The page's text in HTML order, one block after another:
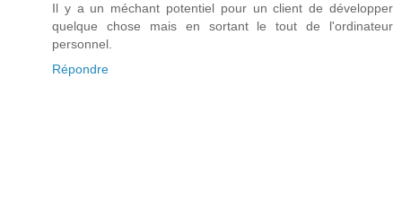
Il y a un méchant potentiel pour un client de développer
quelque chose mais en sortant le tout de l'ordinateur
personnel.
Répondre